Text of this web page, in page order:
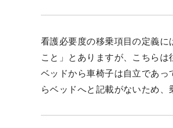
看護必要度の移乗項目の定義
こと」とありますが、こちら
ベッドから車椅子は自立であ
らベッドへと記載がないため